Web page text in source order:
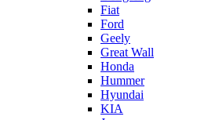
Fiat
Ford
Geely
Great Wall
Honda
Hummer
Hyundai
KIA